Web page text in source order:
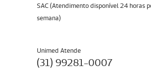
SAC (Atendimento disponível 24 horas
semana)
Unimed Atende
(31) 99281-0007